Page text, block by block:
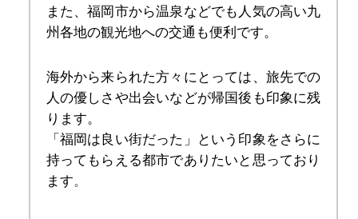
また、福岡市から温泉などでも人気の高い九
州各地の観光地への交通も便利です。
海外から来られた方々にとっては、旅先での
人の優しさや出会いなどが帰国後も印象に残
ります。
「福岡は良い街だった」という印象をさらに
持ってもらえる都市でありたいと思っており
ます。